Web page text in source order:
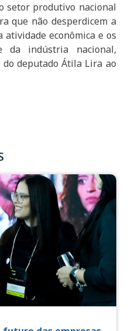
setor produtivo nacional
que não desperdicem a
econômica e os
da indústria nacional,
deputado Átila Lira ao